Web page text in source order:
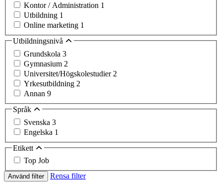
Kontor / Administration 1
Utbildning 1
Online marketing 1
Utbildningsnivå
Grundskola 3
Gymnasium 2
Universitet/Högskolestudier 2
Yrkesutbildning 2
Annan 9
Språk
Svenska 3
Engelska 1
Etikett
Top Job
Använd filter
Rensa filter